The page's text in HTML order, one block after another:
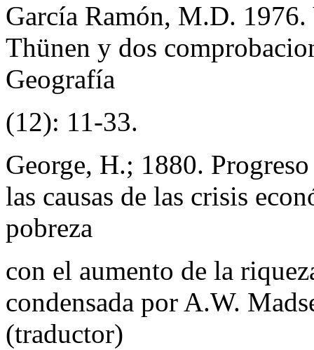
García Ramón, M.D.
Thünen y dos
Geografía
(12): 11-33.
George, H.; 1880.
las causas de las crisis
pobreza
con el aumento de la
condensada por A.W.
(traductor)